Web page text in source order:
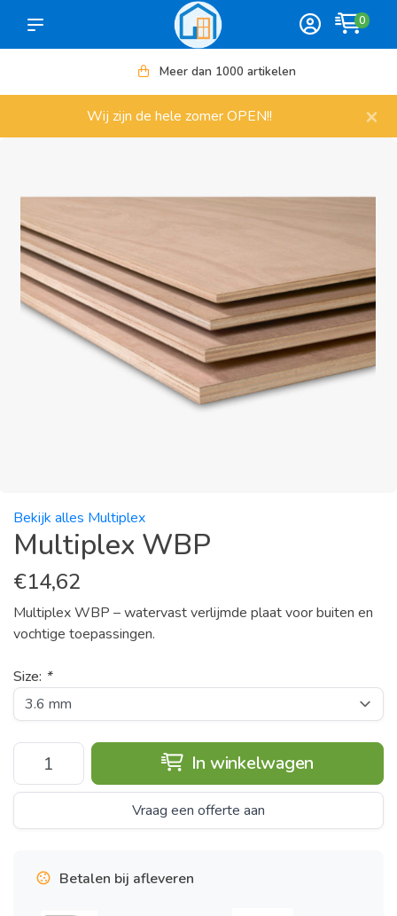
0
Meer dan 1000 artikelen
Wij zijn de hele zomer OPEN!! ×
Bekijk alles Multiplex
Multiplex WBP
€14,62
Multiplex WBP – watervast verlijmde plaat voor buiten en
vochtige toepassingen.
Size: *
In winkelwagen
Vraag een offerte aan
Betalen bij afleveren